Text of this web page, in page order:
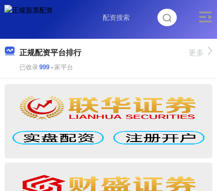
正规配资平台排行
已收录999+家平台
更多